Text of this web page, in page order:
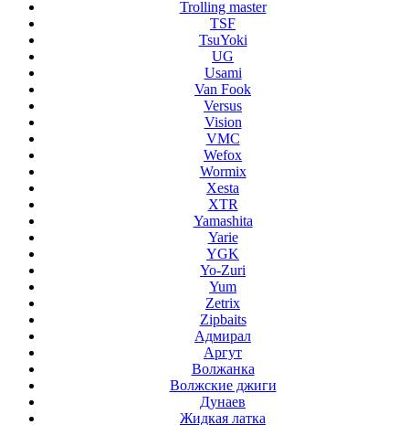
Trolling master
TSF
TsuYoki
UG
Usami
Van Fook
Versus
Vision
VMC
Wefox
Wormix
Xesta
XTR
Yamashita
Yarie
YGK
Yo-Zuri
Yum
Zetrix
Zipbaits
Адмирал
Аргут
Волжанка
Волжские джиги
Дунаев
Жидкая латка